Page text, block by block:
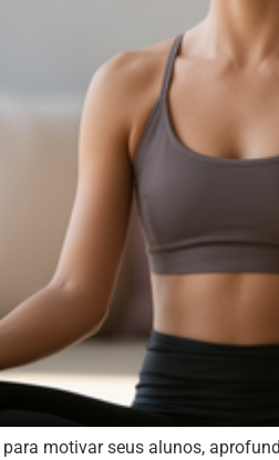
motivar seus alunos,